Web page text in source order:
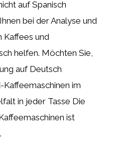
auf Spanisch
bei der Analyse und
Kaffees und
helfen. Möchten Sie,
auf Deutsch
im
in jeder Tasse Die
ist